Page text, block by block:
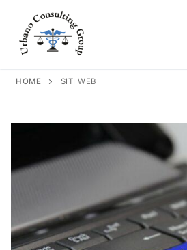
contenuto
HOME SITI WEB